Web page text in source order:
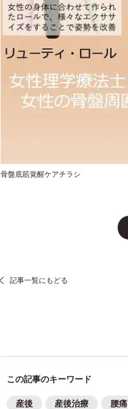
骨盤底筋覚醒ケアチラシ
記事一覧にもどる
この記事のキーワード
産後 産後治療 腰痛